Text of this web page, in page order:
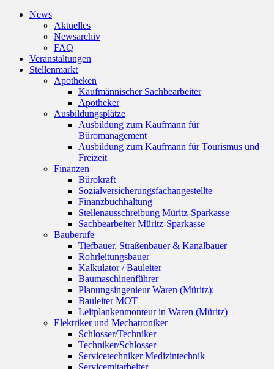
News
Aktuelles
Newsarchiv
FAQ
Veranstaltungen
Stellenmarkt
Apotheken
Kaufmännischer Sachbearbeiter
Apotheker
Ausbildungsplätze
Ausbildung zum Kaufmann für
Büromanagement
Ausbildung zum Kaufmann für Tourismus und
Freizeit
Finanzen
Bürokraft
Sozialversicherungsfachangestellte
Finanzbuchhaltung
Stellenausschreibung Müritz-Sparkasse
Sachbearbeiter Müritz-Sparkasse
Bauberufe
Tiefbauer, Straßenbauer & Kanalbauer
Rohrleitungsbauer
Kalkulator / Bauleiter
Baumaschinenführer
Planungsingenieur Waren (Müritz):
Bauleiter MOT
Leitplankenmonteur in Waren (Müritz)
Elektriker und Mechatroniker
Schlosser/Techniker
Techniker/Schlosser
Servicetechniker Medizintechnik
Servicemitarbeiter